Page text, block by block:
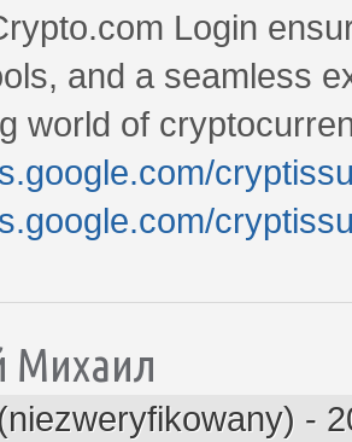
Login
and a seamless
world of
Михаил
-